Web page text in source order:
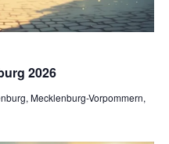
2026
Mecklenburg-Vorpommern,